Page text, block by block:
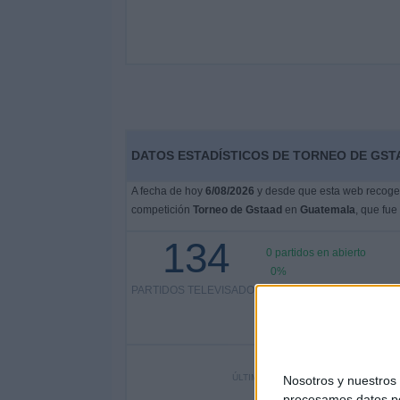
Nosotros y nuestros
DATOS ESTADÍSTICOS DE TORNEO DE
A fecha de hoy 6/08/2026 y desde que esta web
competición Torneo de Gstaad en Guatemala, que fue
134
PARTIDOS TELEVISADOS
0 partidos en abierto
0%
134 partidos de pago
ÚLTIMO PARTIDO EN ABIERTO